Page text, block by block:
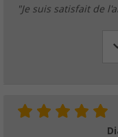
"Je suis satisfait de